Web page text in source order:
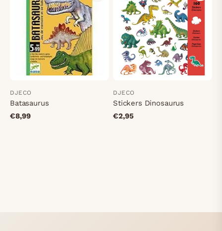
DJECO
Batasaurus
€8,99
DJECO
Stickers Dinosaurus
€2,95